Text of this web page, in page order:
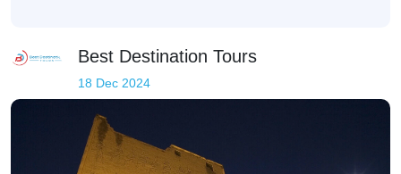
Best Destination Tours
18 Dec 2024